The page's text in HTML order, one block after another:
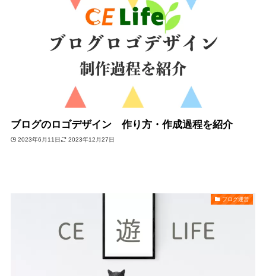
ブログのロゴデザイン 作り方・作成過程を紹介
2023年6月11日 2023年12月27日
ブログ運営